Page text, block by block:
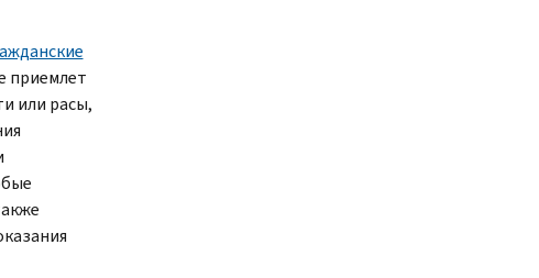
приемлет
или расы,